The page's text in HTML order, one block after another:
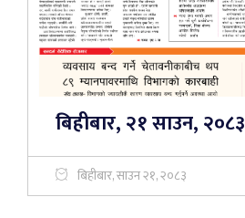
बिहीबार, २१ साउन, २०८३
बिहीबार, साउन २१, २०८३